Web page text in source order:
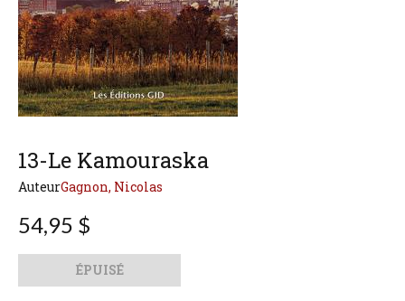
13-Le Kamouraska
AuteurGagnon, Nicolas
54,95 $
ÉPUISÉ